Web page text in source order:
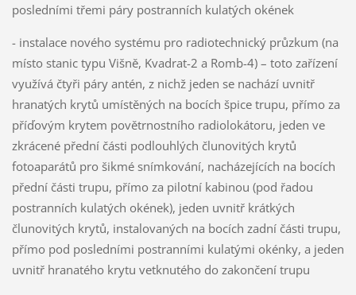
posledními třemi páry postranních kulatých okének
- instalace nového systému pro radiotechnický průzkum (na
místo stanic typu Višně, Kvadrat-2 a Romb-4) – toto zařízení
využívá čtyři páry antén, z nichž jeden se nachází uvnitř
hranatých krytů umístěných na bocích špice trupu, přímo za
příďovým krytem povětrnostního radiolokátoru, jeden ve
zkrácené přední části podlouhlých člunovitých krytů
fotoaparátů pro šikmé snímkování, nacházejících na bocích
přední části trupu, přímo za pilotní kabinou (pod řadou
postranních kulatých okének), jeden uvnitř krátkých
člunovitých krytů, instalovaných na bocích zadní části trupu,
přímo pod posledními postranními kulatými okénky, a jeden
uvnitř hranatého krytu vetknutého do zakončení trupu